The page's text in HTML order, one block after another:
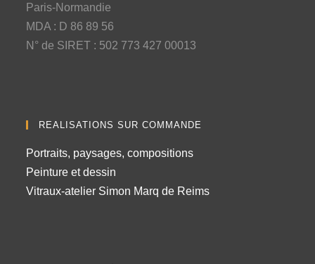
Paris-Normandie
MDA : D 86 89 56
N° de SIRET : 502 773 427 00013
REALISATIONS SUR COMMANDE
Portraits, paysages, compositions
Peinture et dessin
Vitraux-atelier Simon Marq de Reims